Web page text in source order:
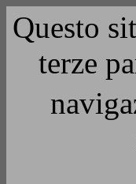
Questo
terze